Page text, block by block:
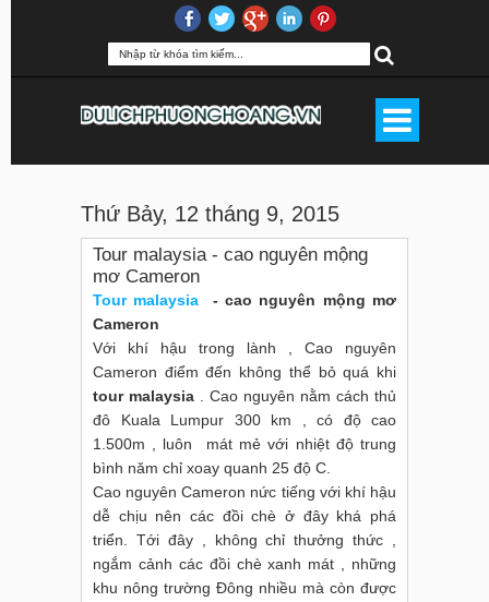
Thứ Bảy, 12 tháng 9, 2015
Tour malaysia - cao nguyên mộng
mơ Cameron
Tour malaysia
- cao nguyên mộng mơ
Cameron
Với khí hậu trong lành , Cao nguyên
Cameron điểm đến không thể bỏ quá khi
tour malaysia
. Cao nguyên nằm cách thủ
đô Kuala Lumpur 300 km , có độ cao
1.500m , luôn mát mẻ với nhiệt độ trung
bình năm chỉ xoay quanh 25 độ C.
Cao nguyên Cameron nức tiếng với khí hậu
dễ chịu nên các đồi chè ở đây khá phá
triển. Tới đây , không chỉ thưởng thức ,
ngắm cảnh các đồi chè xanh mát , những
khu nông trường Đông nhiều mà còn được